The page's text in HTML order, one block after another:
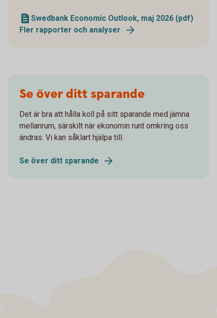
Swedbank Economic Outlook, maj 2026 (pdf)
Fler rapporter och analyser
Se över ditt sparande
Det är bra att hålla koll på sitt sparande med jämna
mellanrum, särskilt när ekonomin runt omkring oss
ändras. Vi kan såklart hjälpa till.
Se över ditt sparande